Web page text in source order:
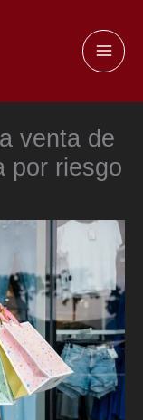
venta de
por riesgo